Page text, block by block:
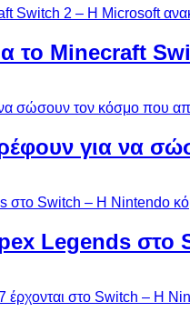
το Minecraft
για να
Legends